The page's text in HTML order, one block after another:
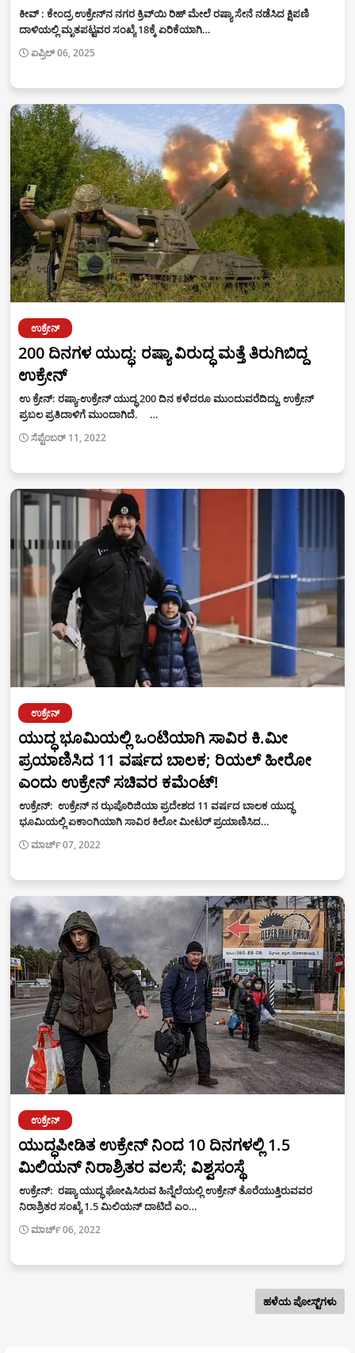
ಕೀವ್‌ : ಕೇಂದ್ರ ಉಕ್ರೇನ್‌ನ ನಗರ ಕ್ರಿವ್‌ಯಿ ರಿಹ್‌ ಮೇಲೆ ರಷ್ಯಾ ಸೇನೆ ನಡೆಸಿದ ಕ್ಷಿಪಣಿ
ದಾಳಿಯಲ್ಲಿ ಮೃತಪಟ್ಟವರ ಸಂಖ್ಯೆ 18ಕ್ಕೆ ಏರಿಕೆಯಾಗಿ…
ಏಪ್ರಿಲ್ 06, 2025
ಉಕ್ರೇನ್
200 ದಿನಗಳ ಯುದ್ಧ: ರಷ್ಯಾ ವಿರುದ್ಧ ಮತ್ತೆ ತಿರುಗಿಬಿದ್ದ
ಉಕ್ರೇನ್
ಉ ಕ್ರೇನ್: ರಷ್ಯಾ-ಉಕ್ರೇನ್ ಯುದ್ಧ 200 ದಿನ ಕಳೆದರೂ ಮುಂದುವರೆದಿದ್ದು, ಉಕ್ರೇನ್
ಪ್ರಬಲ ಪ್ರತಿದಾಳಿಗೆ ಮುಂದಾಗಿದೆ. …
ಸೆಪ್ಟೆಂಬರ್ 11, 2022
ಉಕ್ರೇನ್
ಯುದ್ಧ ಭೂಮಿಯಲ್ಲಿ ಒಂಟಿಯಾಗಿ ಸಾವಿರ ಕಿ.ಮೀ
ಪ್ರಯಾಣಿಸಿದ 11 ವರ್ಷದ ಬಾಲಕ; ರಿಯಲ್ ಹೀರೋ
ಎಂದು ಉಕ್ರೇನ್ ಸಚಿವರ ಕಮೆಂಟ್!
ಉಕ್ರೇನ್: ಉಕ್ರೇನ್ ನ ಝಪೊರಿಜಿಯಾ ಪ್ರದೇಶದ 11 ವರ್ಷದ ಬಾಲಕ ಯುದ್ಧ
ಭೂಮಿಯಲ್ಲಿ ಏಕಾಂಗಿಯಾಗಿ ಸಾವಿರ ಕಿಲೋ ಮೀಟರ್ ಪ್ರಯಾಣಿಸಿದ…
ಮಾರ್ಚ್ 07, 2022
ಉಕ್ರೇನ್
ಯುದ್ಧಪೀಡಿತ ಉಕ್ರೇನ್ ನಿಂದ 10 ದಿನಗಳಲ್ಲಿ 1.5
ಮಿಲಿಯನ್ ನಿರಾಶ್ರಿತರ ವಲಸೆ; ವಿಶ್ವಸಂಸ್ಥೆ
ಉಕ್ರೇನ್: ರಷ್ಯಾ ಯುದ್ಧ ಘೋಷಿಸಿರುವ ಹಿನ್ನೆಲೆಯಲ್ಲಿ ಉಕ್ರೇನ್ ತೊರೆಯುತ್ತಿರುವವರ
ನಿರಾಶ್ರಿತರ ಸಂಖ್ಯೆ 1.5 ಮಿಲಿಯನ್ ದಾಟಿದೆ ಎಂ…
ಮಾರ್ಚ್ 06, 2022
ಹಳೆಯ ಪೋಸ್ಟ್‌ಗಳು